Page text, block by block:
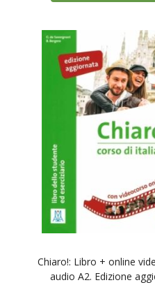
Chiaro!: Libro + online
audio A2. Edizione